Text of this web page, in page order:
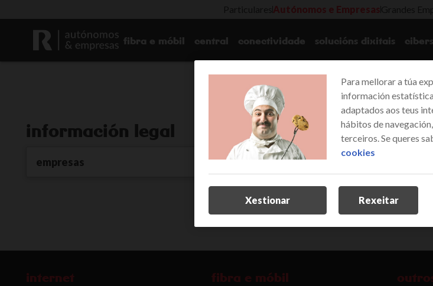
Autónomos e Empresas
fibra e móbil central conectividade solucións dixitais
información legal
empresas
internet fibra e móbil
Para mellorar a túa
información
adaptados aos teus
hábitos de
terceiros. Se queres
cookies
Xestionar Rexeitar